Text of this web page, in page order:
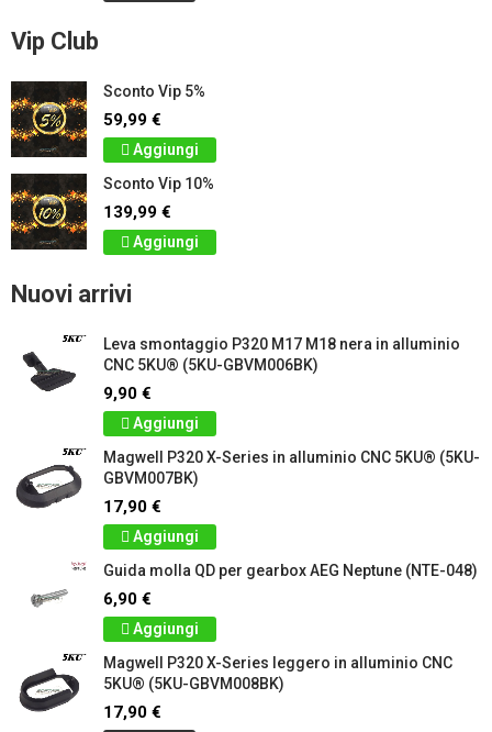
Vip Club
Sconto Vip 5%
59,99 €
Aggiungi
Sconto Vip 10%
139,99 €
Aggiungi
Nuovi arrivi
Leva smontaggio P320 M17 M18 nera in alluminio
CNC 5KU® (5KU-GBVM006BK)
9,90 €
Aggiungi
Magwell P320 X-Series in alluminio CNC 5KU® (5KU-
GBVM007BK)
17,90 €
Aggiungi
Guida molla QD per gearbox AEG Neptune (NTE-048)
6,90 €
Aggiungi
Magwell P320 X-Series leggero in alluminio CNC
5KU® (5KU-GBVM008BK)
17,90 €